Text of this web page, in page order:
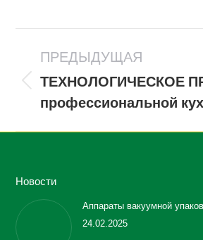
записям
ПРЕДЫДУЩАЯ
Предыдущая
запись:
ТЕХНОЛОГИЧЕСКОЕ
профессиональной
Новости
Аппараты вакуумной
24.02.2025